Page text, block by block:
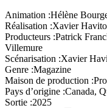
Animation :Hélène
Réalisation :Xavier
Producteurs :Patrick
Villemure
Scénarisation :Xavier
Genre :Magazine
Maison de production :
Pays d’origine :Canada,
Sortie :2025